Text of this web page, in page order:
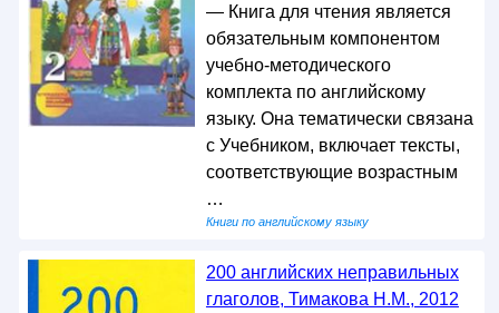
— Книга для чтения является
обязательным компонентом
учебно-методического
комплекта по английскому
языку. Она тематически связана
с Учебником, включает тексты,
соответствующие возрастным
…
Книги по английскому языку
200 английских неправильных
глаголов, Тимакова Н.М., 2012